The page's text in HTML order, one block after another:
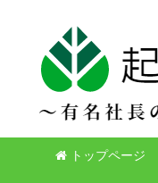
トップページ